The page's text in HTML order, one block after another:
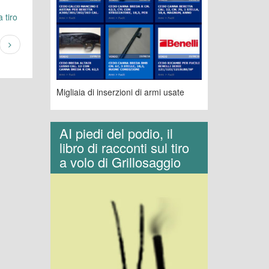
tiro
Migliaia di inserzioni di armi usate
AI piedi del podio, il
libro di racconti sul tiro
a volo di Grillosaggio